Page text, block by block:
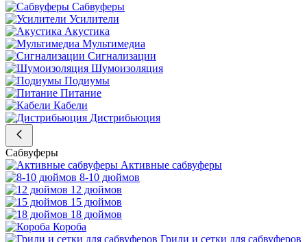
Сабвуферы
Усилители
Акустика
Мультимедиа
Сигнализации
Шумоизоляция
Подиумы
Питание
Кабели
Дистрибьюция
Сабвуферы
Активные сабвуферы
8-10 дюймов
12 дюймов
15 дюймов
18 дюймов
Короба
Грили и сетки для сабвуферов